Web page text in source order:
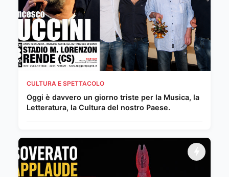
CULTURA E SPETTACOLO
Oggi è davvero un giorno triste per la Musica, la
Letteratura, la Cultura del nostro Paese.